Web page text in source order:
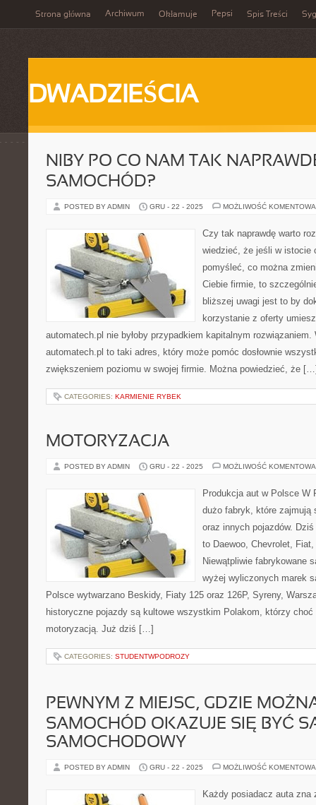
Strona główna Archiwum Okłamuje Pepsi Spis Treści
DWADZIEŚCIA
NIBY PO CO NAM TAK
SAMOCHÓD?
POSTED BY ADMIN GRU - 22 - 2025 MOŻLIWOŚĆ
Czy tak naprawdę warto
wiedzieć, że jeśli w istocie
pomyśleć, co można
Ciebie firmie, to
bliższej uwagi jest to by
korzystanie z oferty
automatech.pl nie byłoby przypadkiem kapitalnym rozwiązaniem.
automatech.pl to taki adres, który może pomóc dosłownie
zwiększeniem poziomu w swojej firmie. Można powiedzieć, że
CATEGORIES: KARMIENIE RYBEK
MOTORYZACJA
POSTED BY ADMIN GRU - 22 - 2025 MOŻLIWOŚĆ
Produkcja aut w Polsce W
dużo fabryk, które zajmują
oraz innych pojazdów.
to Daewoo, Chevrolet,
Niewątpliwie fabrykowane
wyżej wyliczonych marek
Polsce wytwarzano Beskidy, Fiaty 125 oraz 126P, Syreny,
historyczne pojazdy są kultowe wszystkim Polakom, którzy choć
motoryzacją. Już dziś […]
CATEGORIES: STUDENTWPODROZY
PEWNYM Z MIEJSC, GDZIE
SAMOCHÓD OKAZUJE SIĘ BYĆ
SAMOCHODOWY
POSTED BY ADMIN GRU - 22 - 2025 MOŻLIWOŚĆ
Każdy posiadacz auta zna